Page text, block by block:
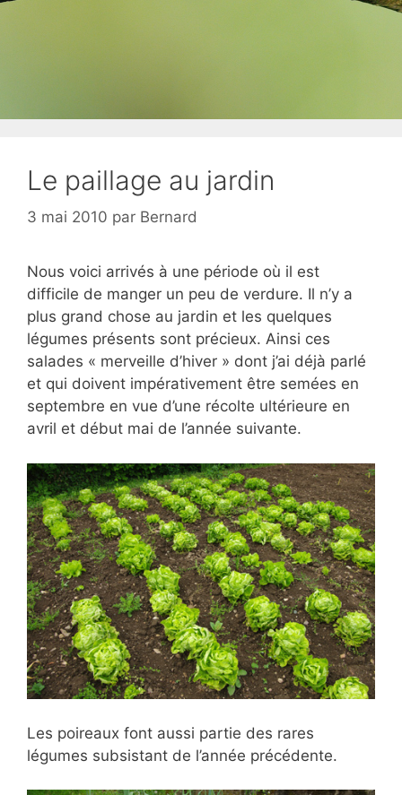
Le paillage au jardin
3 mai 2010 par Bernard
Nous voici arrivés à une période où il est
difficile de manger un peu de verdure. Il n’y a
plus grand chose au jardin et les quelques
légumes présents sont précieux. Ainsi ces
salades « merveille d’hiver » dont j’ai déjà parlé
et qui doivent impérativement être semées en
septembre en vue d’une récolte ultérieure en
avril et début mai de l’année suivante.
Les poireaux font aussi partie des rares
légumes subsistant de l’année précédente.